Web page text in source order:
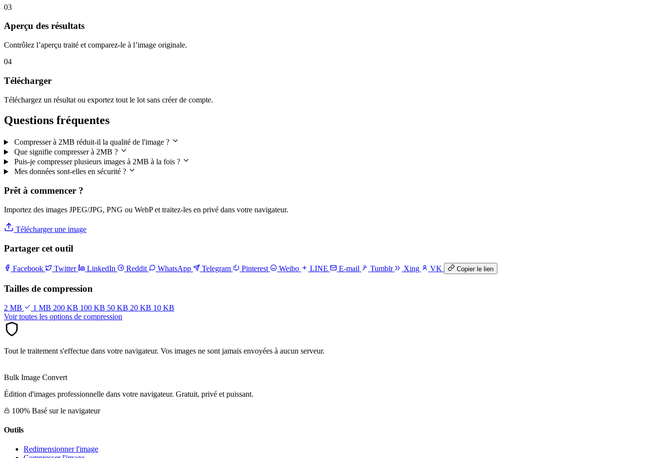
03
Aperçu des résultats
Contrôlez l’aperçu traité et comparez-le à l’image originale.
04
Télécharger
Téléchargez un résultat ou exportez tout le lot sans créer de compte.
Questions fréquentes
Compresser à 2MB réduit-il la qualité de l'image ?
Que signifie compresser à 2MB ?
Puis-je compresser plusieurs images à 2MB à la fois ?
Mes données sont-elles en sécurité ?
Prêt à commencer ?
Importez des images JPEG/JPG, PNG ou WebP et traitez-les en privé dans votre navigateur.
Télécharger une image
Partager cet outil
Facebook Twitter LinkedIn Reddit WhatsApp Telegram Pinterest Weibo LINE E-mail Tumblr Xing VK Copier le lien
Tailles de compression
2 MB 1 MB 200 KB 100 KB 50 KB 20 KB 10 KB
Voir toutes les options de compression
Tout le traitement s'effectue dans votre navigateur. Vos images ne sont jamais envoyées à aucun serveur.
Bulk Image Convert
Édition d'images professionnelle dans votre navigateur. Gratuit, privé et puissant.
100% Basé sur le navigateur
Outils
Redimensionner l'image